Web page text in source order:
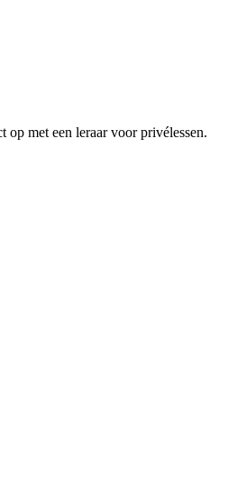
op met een leraar voor privélessen.